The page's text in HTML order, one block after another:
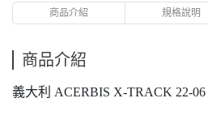
商品介紹 規格說明
商品介紹
義大利 ACERBIS X-TRACK 22-06